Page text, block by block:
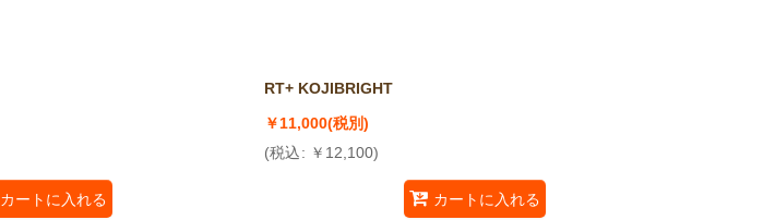
カートに入れる
RT+ KOJIBRIGHT
￥11,000(税別)
(税込: ￥ 12,100)
カートに入れる